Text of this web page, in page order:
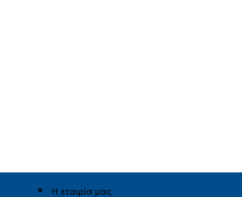
Η εταιρία μας